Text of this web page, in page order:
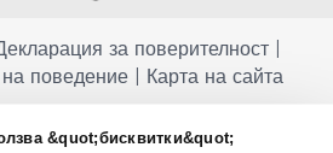
&quot;бисквитки&quot;
за поверителност|
на поведение| Карта на сайта
диета и не са предназначени за